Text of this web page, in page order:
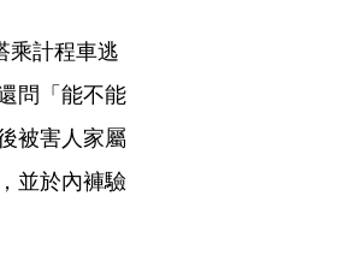
乘計程車逃
問「能不能
被害人家屬
並於內褲驗